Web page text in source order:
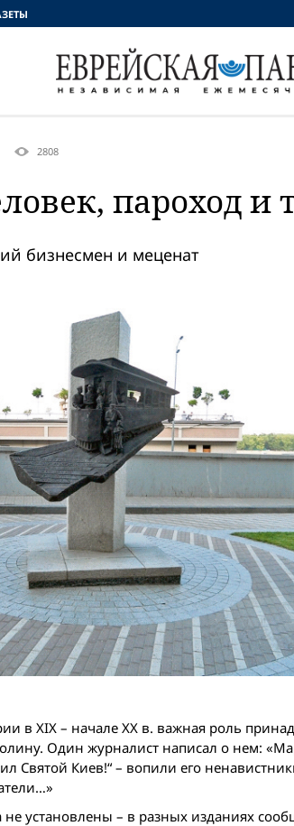
2808
пароход и
бизнесмен и меценат
в XIX – начале XX в. важная роль
Один журналист написал о нем:
Святой Киев!“ – вопили его
установлены – в разных изданиях